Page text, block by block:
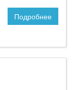
Подробнее